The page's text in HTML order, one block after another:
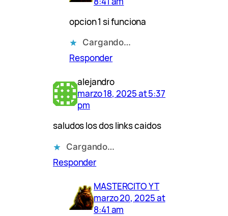
opcion 1 si funciona
Cargando…
Responder
alejandro
marzo 18, 2025 at 5:37
pm
saludos los dos links caidos
Cargando…
Responder
MASTERCITO YT
marzo 20, 2025 at
8:41 am